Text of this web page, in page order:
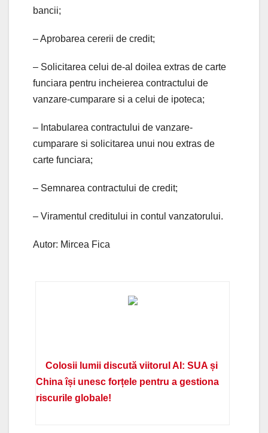
bancii;
– Aprobarea cererii de credit;
– Solicitarea celui de-al doilea extras de carte
funciara pentru incheierea contractului de
vanzare-cumparare si a celui de ipoteca;
– Intabularea contractului de vanzare-
cumparare si solicitarea unui nou extras de
carte funciara;
– Semnarea contractului de credit;
– Viramentul creditului in contul vanzatorului.
Autor: Mircea Fica
Colosii lumii discută viitorul AI: SUA și
China își unesc forțele pentru a gestiona
riscurile globale!